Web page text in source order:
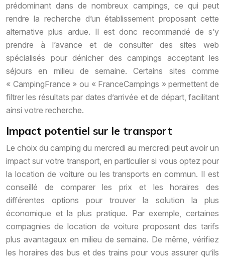
prédominant dans de nombreux campings, ce qui peut
rendre la recherche d’un établissement proposant cette
alternative plus ardue. Il est donc recommandé de s’y
prendre à l’avance et de consulter des sites web
spécialisés pour dénicher des campings acceptant les
séjours en milieu de semaine. Certains sites comme
« CampingFrance » ou « FranceCampings » permettent de
filtrer les résultats par dates d’arrivée et de départ, facilitant
ainsi votre recherche.
Impact potentiel sur le transport
Le choix du camping du mercredi au mercredi peut avoir un
impact sur votre transport, en particulier si vous optez pour
la location de voiture ou les transports en commun. Il est
conseillé de comparer les prix et les horaires des
différentes options pour trouver la solution la plus
économique et la plus pratique. Par exemple, certaines
compagnies de location de voiture proposent des tarifs
plus avantageux en milieu de semaine. De même, vérifiez
les horaires des bus et des trains pour vous assurer qu’ils